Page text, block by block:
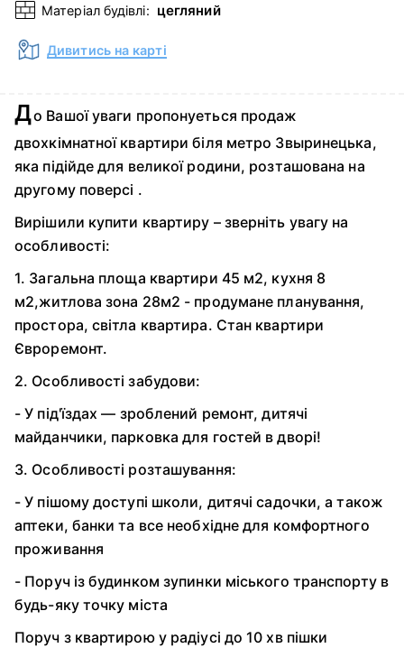
Матеріал будівлі: цегляний
Дивитись на карті
До Вашої уваги пропонуеться продаж
двохкімнатної квартири біля метро Звыринецька,
яка підійде для великої родини, розташована на
другому поверсі .
Вирішили купити квартиру – зверніть увагу на
особливості:
1. Загальна площа квартири 45 м2, кухня 8
м2,житлова зона 28м2 - продумане планування,
простора, світла квартира. Стан квартири
Євроремонт.
2. Особливості забудови:
- У під'їздах — зроблений ремонт, дитячі
майданчики, парковка для гостей в дворі!
3. Особливості розташування:
- У пішому доступі школи, дитячі садочки, а також
аптеки, банки та все необхідне для комфортного
проживання
- Поруч із будинком зупинки міського транспорту в
будь-яку точку міста
Поруч з квартирою у радіусі до 10 хв пішки